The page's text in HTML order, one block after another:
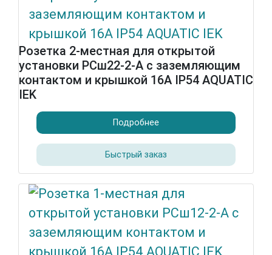
Розетка 2-местная для открытой
установки РСш22-2-А с заземляющим
контактом и крышкой 16А IP54 AQUATIC
IEK
Подробнее
Быстрый заказ